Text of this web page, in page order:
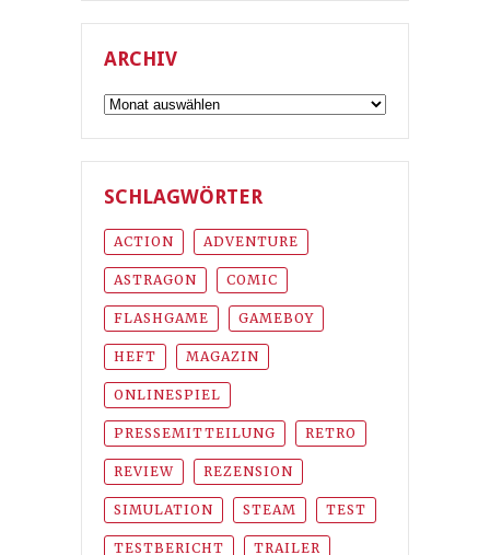
ARCHIV
Archiv
SCHLAGWÖRTER
ACTION ADVENTURE
ASTRAGON COMIC
FLASHGAME GAMEBOY
HEFT MAGAZIN
ONLINESPIEL
PRESSEMITTEILUNG RETRO
REVIEW REZENSION
SIMULATION STEAM TEST
TESTBERICHT TRAILER